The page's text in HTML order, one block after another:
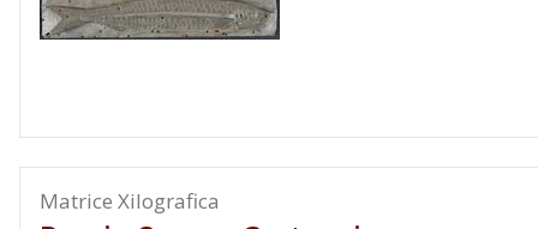
Matrice Xilografica